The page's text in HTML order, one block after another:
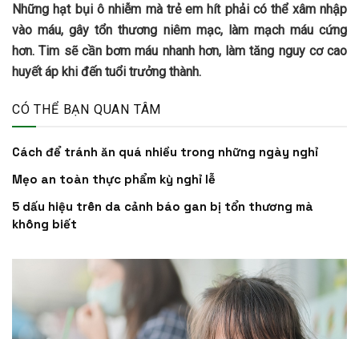
Những hạt bụi ô nhiễm mà trẻ em hít phải có thể xâm nhập
vào máu, gây tổn thương niêm mạc, làm mạch máu cứng
hơn. Tim sẽ cần bơm máu nhanh hơn, làm tăng nguy cơ cao
huyết áp khi đến tuổi trưởng thành.
CÓ THỂ BẠN QUAN TÂM
Cách để tránh ăn quá nhiều trong những ngày nghỉ
Mẹo an toàn thực phẩm kỳ nghỉ lễ
5 dấu hiệu trên da cảnh báo gan bị tổn thương mà
không biết